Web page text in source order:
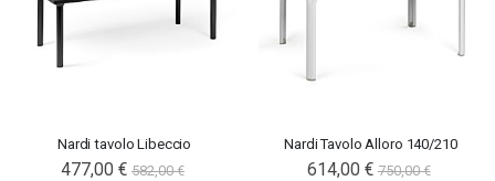
Nardi tavolo Libeccio
477,00 € 582,00 €
Nardi Tavolo Alloro 140/210
614,00 € 750,00 €